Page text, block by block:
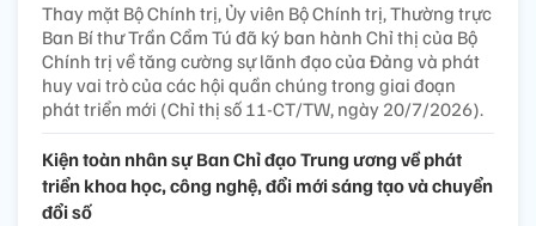
Thay mặt Bộ Chính trị, Ủy viên Bộ Chính trị, Thường trực
Ban Bí thư Trần Cẩm Tú đã ký ban hành Chỉ thị của Bộ
Chính trị về tăng cường sự lãnh đạo của Đảng và phát
huy vai trò của các hội quần chúng trong giai đoạn
phát triển mới (Chỉ thị số 11-CT/TW, ngày 20/7/2026).
Kiện toàn nhân sự Ban Chỉ đạo Trung ương về phát
triển khoa học, công nghệ, đổi mới sáng tạo và chuyển
đổi số